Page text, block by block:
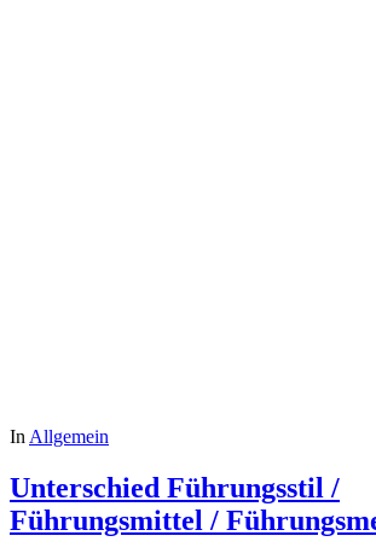
In Allgemein
Unterschied Führungsstil /
Führungsmittel /